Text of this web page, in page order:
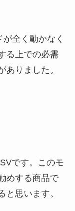
全く動かなく
る上での必需
ありました。
です。このモ
めする商品で
と思います。